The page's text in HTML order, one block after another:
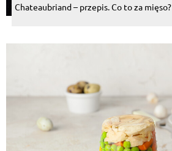
Chateaubriand – przepis. Co to za mięso?